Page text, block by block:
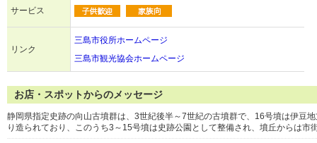
サービス
リンク
三島市役所ホームページ
三島市観光協会ホームページ
お店・スポットからのメッセージ
静岡県指定史跡の向山古墳群は、3世紀後半～7世紀の古墳群で、16号墳は伊豆
り造られており、このうち3～15号墳は史跡公園として整備され、墳丘からは市